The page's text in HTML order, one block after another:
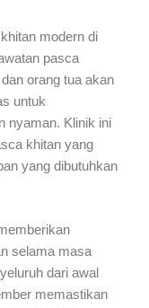
modern di
pasca
orang tua akan
untuk
nyaman. Klinik ini
khitan yang
yang dibutuhkan
selama masa
dari awal
memastikan